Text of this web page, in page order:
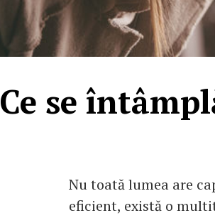
Ce se
Nu toată lumea are
eficient, există o